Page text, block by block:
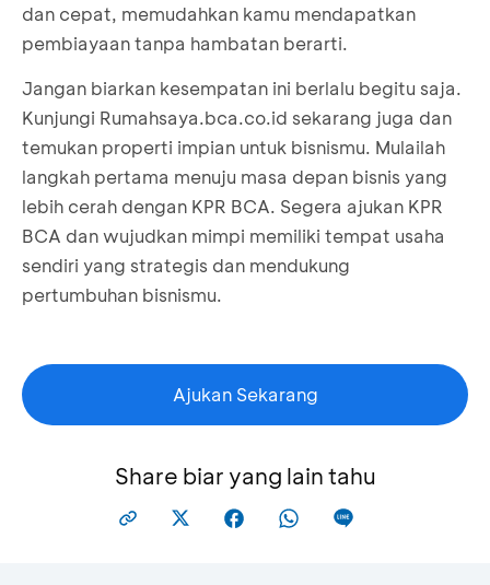
dan cepat, memudahkan kamu mendapatkan
pembiayaan tanpa hambatan berarti.
Jangan biarkan kesempatan ini berlalu begitu saja.
Kunjungi Rumahsaya.bca.co.id sekarang juga dan
temukan properti impian untuk bisnismu. Mulailah
langkah pertama menuju masa depan bisnis yang
lebih cerah dengan KPR BCA. Segera ajukan KPR
BCA dan wujudkan mimpi memiliki tempat usaha
sendiri yang strategis dan mendukung
pertumbuhan bisnismu.
Ajukan Sekarang
Share biar yang lain tahu